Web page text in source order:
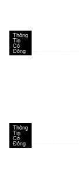
Thông
Tin
Cổ
Đông
Thông
Tin
Cổ
Đông